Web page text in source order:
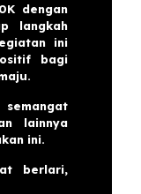
dengan
langkah
ini
bagi
semangat
lainnya
ini.
berlari,